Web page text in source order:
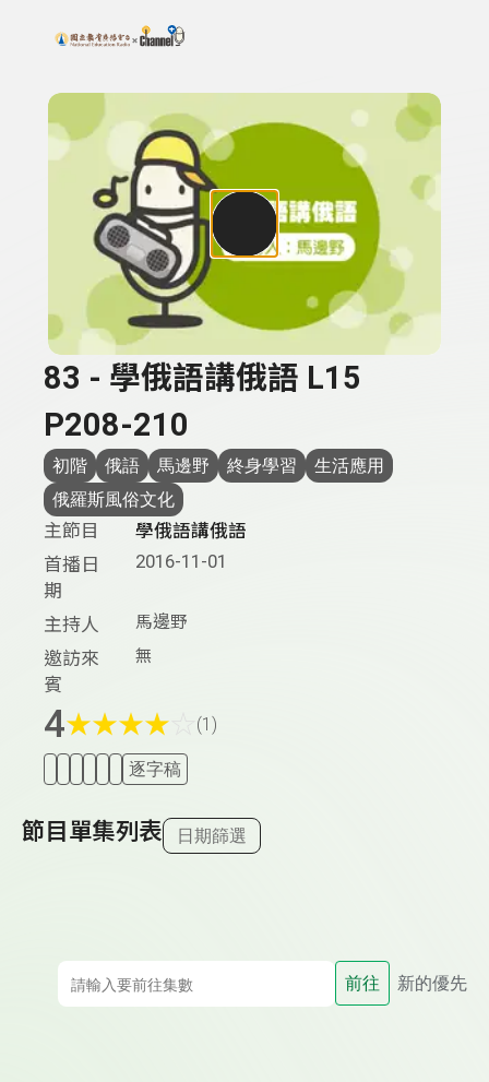
上方功能區塊
搜尋關鍵字：可輸入節目名稱、主持人或關鍵字
83 - 學俄語講俄語 L15
P208-210
初階 俄語 馬邊野 終身學習
生活應用
俄羅斯風俗文化
主節目
學俄語講俄語
首播日
期
2016-11-01
主持人 馬邊野
邀訪來
賓
無
4★★★★ (1)
逐字稿
節目單集列表 日期篩選
前往 新的優先